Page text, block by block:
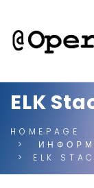
ELK
HOMEPAGE
ELK